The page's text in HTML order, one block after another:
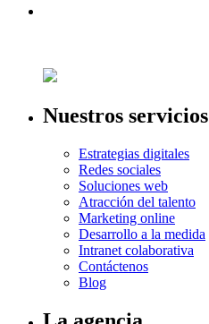
Nuestros servicios
Estrategias digitales
Redes sociales
Soluciones web
Atracción del talento
Marketing online
Desarrollo a la medida
Intranet colaborativa
Contáctenos
Blog